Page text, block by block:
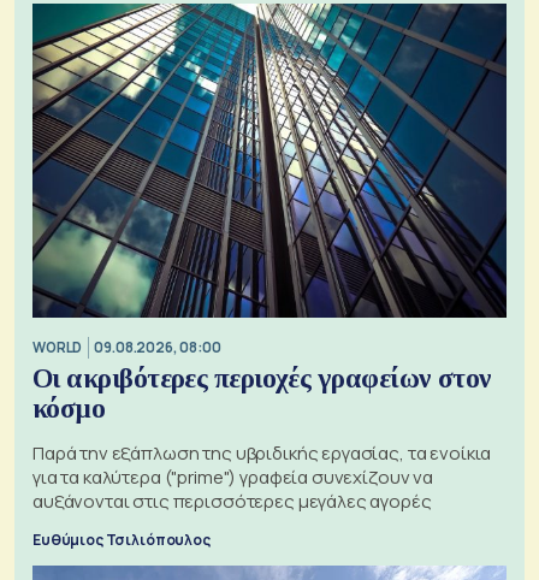
WORLD 09.08.2026, 08:00
Οι ακριβότερες περιοχές γραφείων στον
κόσμο
Παρά την εξάπλωση της υβριδικής εργασίας, τα ενοίκια
για τα καλύτερα ("prime") γραφεία συνεχίζουν να
αυξάνονται στις περισσότερες μεγάλες αγορές
Ευθύμιος Τσιλιόπουλος